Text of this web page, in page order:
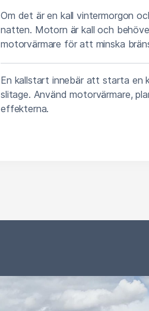
Om det är en kall vintermorgon
natten. Motorn är kall och
motorvärmare för att minska
En kallstart innebär att starta en
slitage. Använd motorvärmare,
effekterna.